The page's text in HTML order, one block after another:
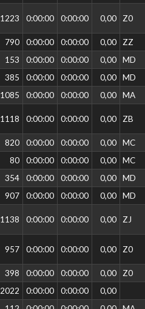
1223 0:00:00 0:00:00 0,00 Z0
790 0:00:00 0:00:00 0,00
ZZ
153 0:00:00 0:00:00 0,00
MD
385 0:00:00 0:00:00 0,00
MD
1085 0:00:00 0:00:00 0,00 MA
1118 0:00:00 0:00:00 0,00 ZB
820 0:00:00 0:00:00 0,00
MC
80 0:00:00 0:00:00 0,00
MC
354 0:00:00 0:00:00 0,00
MD
907 0:00:00 0:00:00 0,00 MD
1138 0:00:00 0:00:00 0,00 ZJ
957 0:00:00 0:00:00 0,00 Z0
398 0:00:00 0:00:00 0,00
Z0
2022 0:00:00 0:00:00
0,00